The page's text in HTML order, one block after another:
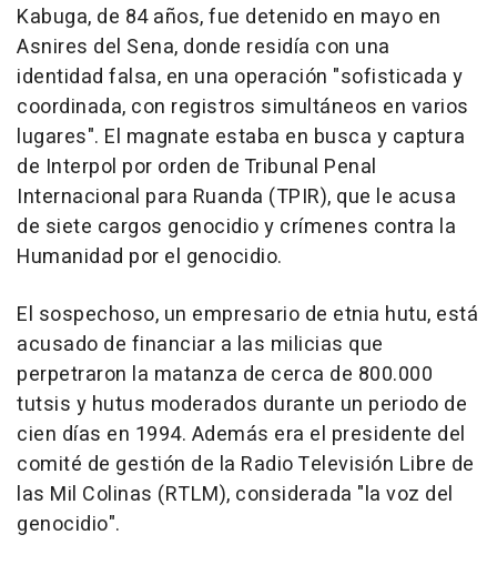
Kabuga, de 84 años, fue detenido en mayo en
Asnires del Sena, donde residía con una
identidad falsa, en una operación "sofisticada y
coordinada, con registros simultáneos en varios
lugares". El magnate estaba en busca y captura
de Interpol por orden de Tribunal Penal
Internacional para Ruanda (TPIR), que le acusa
de siete cargos genocidio y crímenes contra la
Humanidad por el genocidio.
El sospechoso, un empresario de etnia hutu, está
acusado de financiar a las milicias que
perpetraron la matanza de cerca de 800.000
tutsis y hutus moderados durante un periodo de
cien días en 1994. Además era el presidente del
comité de gestión de la Radio Televisión Libre de
las Mil Colinas (RTLM), considerada "la voz del
genocidio".